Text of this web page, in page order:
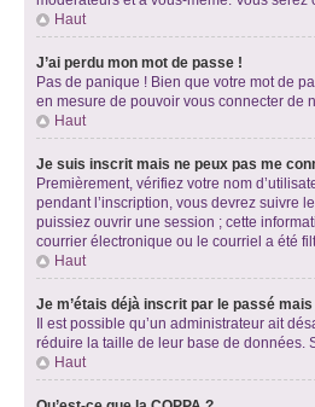
Haut
J’ai perdu mon mot de passe !
Pas de panique ! Bien que votre mot de
en mesure de pouvoir vous connecter de
Haut
Je suis inscrit mais ne peux pas me
Premièrement, vérifiez votre nom
pendant l’inscription, vous devrez suivre
puissiez ouvrir une session ; cette
courrier électronique ou le courriel a été
Haut
Je m’étais déjà inscrit par le passé
Il est possible qu’un administrateur ait
réduire la taille de leur base de données.
Haut